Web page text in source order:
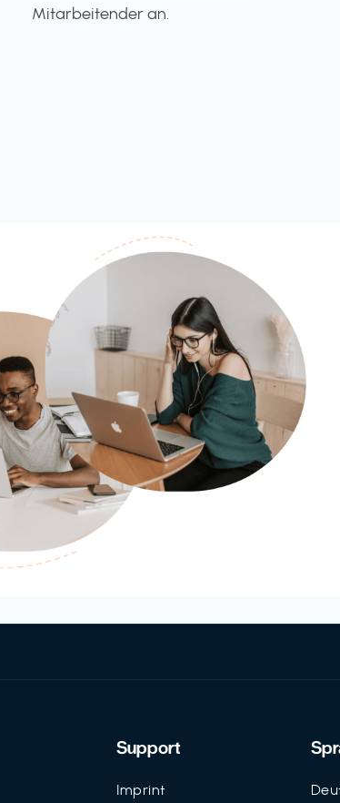
Mitarbeitender an.
Support
Imprint